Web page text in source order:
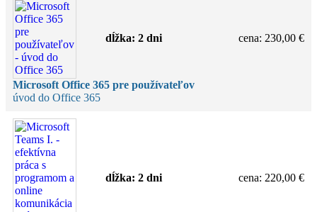
Microsoft Office 365 pre používateľov
úvod do Office 365
dĺžka: 2 dni cena: 230,00 €
dĺžka: 2 dni cena: 220,00 €